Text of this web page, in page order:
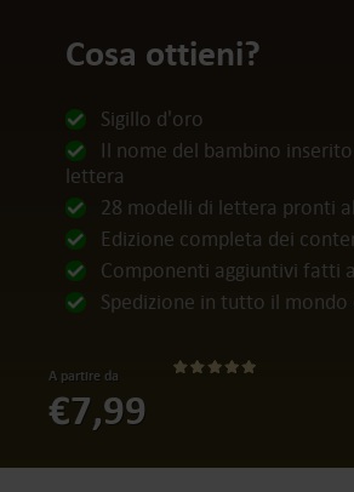
Cosa ottieni?
Sigillo d'oro
Il nome del bambino
lettera
28 modelli di lettera pronti
Edizione completa dei
Componenti aggiuntivi fatti
Spedizione in tutto il
A partire da
€7,99